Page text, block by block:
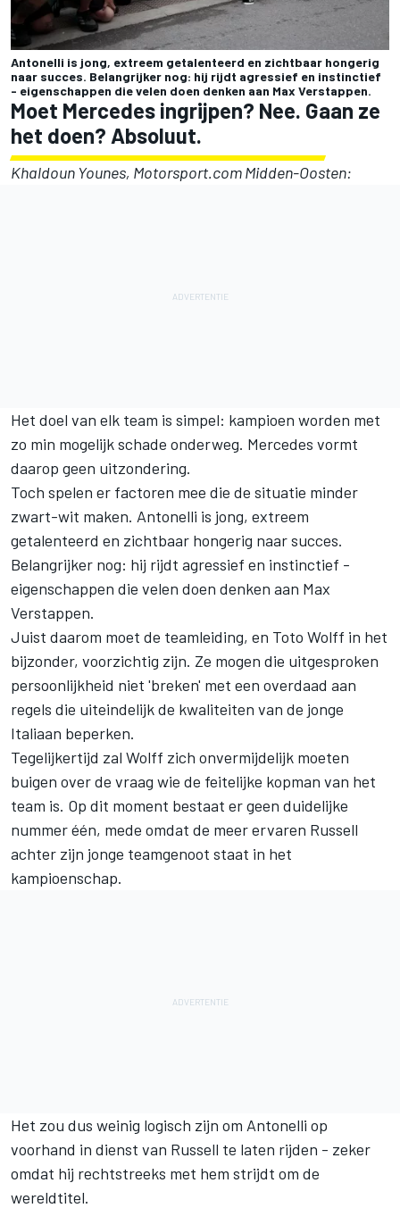
Antonelli is jong, extreem getalenteerd en zichtbaar hongerig
naar succes. Belangrijker nog: hij rijdt agressief en instinctief
- eigenschappen die velen doen denken aan Max Verstappen.
Moet Mercedes ingrijpen? Nee. Gaan ze
het doen? Absoluut.
Khaldoun Younes, Motorsport.com Midden-Oosten:
Het doel van elk team is simpel: kampioen worden met
zo min mogelijk schade onderweg. Mercedes vormt
daarop geen uitzondering.
Toch spelen er factoren mee die de situatie minder
zwart-wit maken. Antonelli is jong, extreem
getalenteerd en zichtbaar hongerig naar succes.
Belangrijker nog: hij rijdt agressief en instinctief -
eigenschappen die velen doen denken aan Max
Verstappen.
Juist daarom moet de teamleiding, en Toto Wolff in het
bijzonder, voorzichtig zijn. Ze mogen die uitgesproken
persoonlijkheid niet 'breken' met een overdaad aan
regels die uiteindelijk de kwaliteiten van de jonge
Italiaan beperken.
Tegelijkertijd zal Wolff zich onvermijdelijk moeten
buigen over de vraag wie de feitelijke kopman van het
team is. Op dit moment bestaat er geen duidelijke
nummer één, mede omdat de meer ervaren Russell
achter zijn jonge teamgenoot staat in het
kampioenschap.
Het zou dus weinig logisch zijn om Antonelli op
voorhand in dienst van Russell te laten rijden - zeker
omdat hij rechtstreeks met hem strijdt om de
wereldtitel.